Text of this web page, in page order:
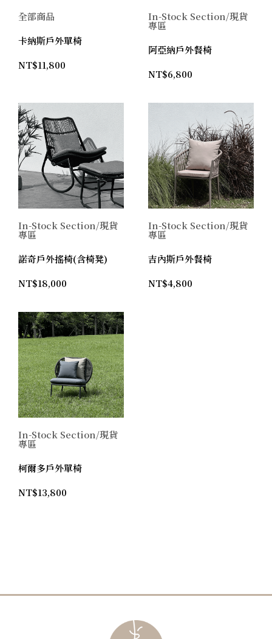
全部商品
卡納斯戶外單椅
NT$11,800
In-Stock Section/現貨
專區
阿亞納戶外餐椅
NT$6,800
In-Stock Section/現貨
專區
諾奇戶外搖椅(含椅凳)
NT$18,000
In-Stock Section/現貨
專區
吉內斯戶外餐椅
NT$4,800
In-Stock Section/現貨
專區
柯爾多戶外單椅
NT$13,800